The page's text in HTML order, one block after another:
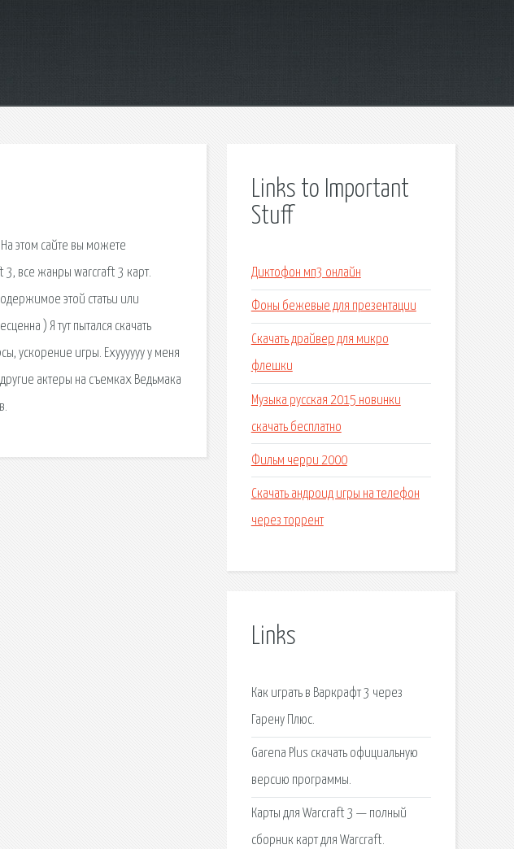
На этом сайте вы можете
3, все жанры warcraft 3 карт.
этой статьи или
) Я тут пытался скачать
ускорение игры. Ехуууууу у меня
актеры на съемках Ведьмака
Links to Important
Stuff
Диктофон мп3 онлайн
Фоны бежевые для презентации
Скачать драйвер для микро
флешки
Музыка русская 2015 новинки
скачать бесплатно
Фильм черри 2000
Скачать андроид игры на телефон
через торрент
Links
Как играть в Варкрафт 3 через
Гарену Плюс.
Garena Plus скачать официальную
версию программы.
Карты для Warcraft 3 — полный
сборник карт для Warcraft.